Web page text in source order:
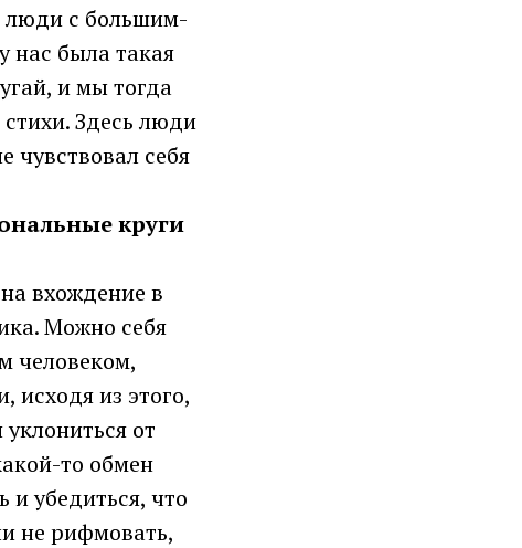
люди с большим-
нас была такая
и мы тогда
Здесь люди
чувствовал себя
круги
вхождение в
Можно себя
человеком,
исходя из этого,
от
то обмен
убедиться, что
не рифмовать,